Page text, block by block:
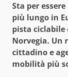
Sta per
più lungo in
pista ciclabile
Norvegia. Un
cittadino e
mobilità più